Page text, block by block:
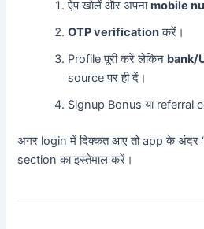
ऐप खोलें और अपनाmobile
OTP verificationकरें।
Profile पूरी करें लेकिन bank/
source पर ही दें।
Signup Bonus या referral
अगर login में दिक्कत आए तो app के अंदर
section का इस्तेमाल करें।